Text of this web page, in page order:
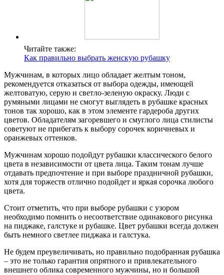
Читайте также:
Как правильно выбрать женскую рубашку
Мужчинам, в которых лицо обладает желтым тоном,
рекомендуется отказаться от выбора одежды, имеющей
желтоватую, серую и светло-зеленую окраску. Люди с
румяными лицами не смогут выглядеть в рубашке красных
тонов так хорошо, как в этом элементе гардероба других
цветов. Обладателям загоревшего и смуглого лица стилисты
советуют не прибегать к выбору сорочек коричневых и
оранжевых оттенков.
Мужчинам хорошо подойдут рубашки классического белого
цвета в независимости от цвета лица. Таким тонам лучше
отдавать предпочтение и при выборе праздничной рубашки,
хотя для торжеств отлично подойдет и яркая сорочка любого
цвета.
Стоит отметить, что при выборе рубашки с узором
необходимо помнить о несоответствие одинакового рисунка
на пиджаке, галстуке и рубашке. Цвет рубашки всегда должен
быть немного светлее пиджака и галстука.
Не будем преувеличивать, но правильно подобранная рубашка
– это не только гарантия опрятного и привлекательного
внешнего облика современного мужчины, но и большой